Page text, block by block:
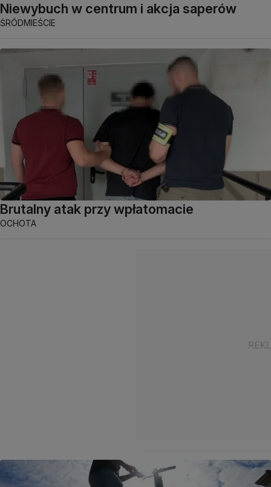
Niewybuch w centrum i akcja saperów
ŚRÓDMIEŚCIE
Brutalny atak przy wpłatomacie
OCHOTA